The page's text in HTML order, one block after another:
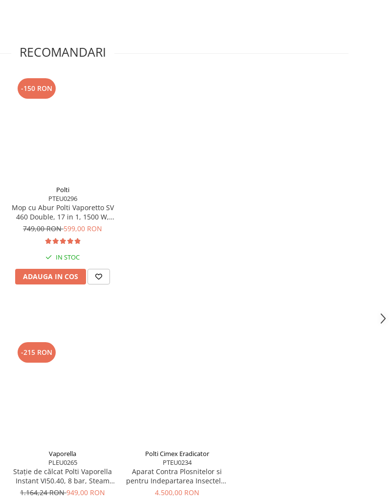
RECOMANDARI
-150 RON
Polti
PTEU0296
Mop cu Abur Polti Vaporetto SV
460 Double, 17 in 1, 1500 W,
2.4Kg, Alb/Albastru
749,00 RON599,00 RON
IN STOC
ADAUGA IN COS
-215 RON
Vaporella
PLEU0265
Stație de călcat Polti Vaporella
Instant VI50.40, 8 bar, Steam
Pulse 600 g
1.164,24 RON949,00 RON
Polti Cimex Eradicator
PTEU0234
Aparat Contra Plosnitelor si
pentru Indepartarea Insectelor
si Gandacilor Polti Cimex
4.500,00 RON